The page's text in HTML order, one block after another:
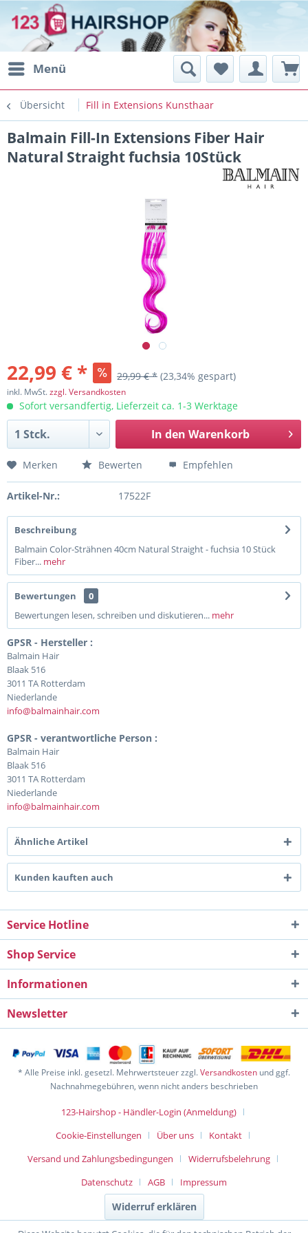
Menü
Übersicht Fill in Extensions Kunsthaar
Balmain Fill-In Extensions Fiber Hair
Natural Straight fuchsia 10Stück
22,99 € * 29,99 € * (23,34% gespart)
inkl. MwSt.zzgl. Versandkosten
Sofort versandfertig, Lieferzeit ca. 1-3 Werktage
In den Warenkorb
Merken Bewerten Empfehlen
Artikel-Nr.: 17522F
Beschreibung
Balmain Color-Strähnen 40cm Natural Straight - fuchsia 10 Stück
Fiber... mehr
Bewertungen
0
Bewertungen lesen, schreiben und diskutieren... mehr
GPSR - Hersteller :
Balmain Hair
Blaak 516
3011 TA Rotterdam
Niederlande
info@balmainhair.com
GPSR - verantwortliche Person :
Balmain Hair
Blaak 516
3011 TA Rotterdam
Niederlande
info@balmainhair.com
Ähnliche Artikel
Kunden kauften auch
Service Hotline
Shop Service
Informationen
Newsletter
* Alle Preise inkl. gesetzl. Mehrwertsteuer zzgl.Versandkosten und ggf.
Nachnahmegebühren, wenn nicht anders beschrieben
123-Hairshop - Händler-Login (Anmeldung)
Cookie-Einstellungen
Über uns
Kontakt
Versand und Zahlungsbedingungen
Widerrufsbelehrung
Datenschutz
AGB Impressum
Widerruf erklären